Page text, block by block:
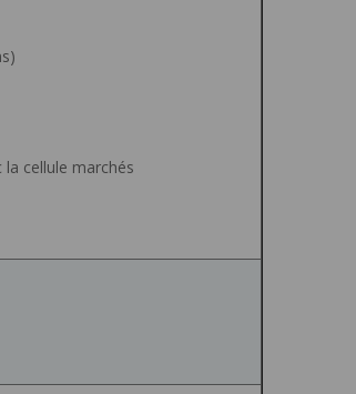
cellule marchés